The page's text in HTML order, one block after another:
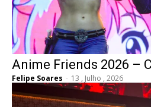
Anime Friends 2026 –
Felipe Soares - 13 , Julho , 2026